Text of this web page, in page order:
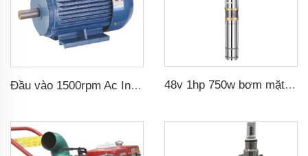
Đầu vào 1500rpm Ac Induction Electric Motor 3 Phase 2.2kw 3hp Đầu ra Turbine Ba Pha cho Bộ Chuyển Đổi 48v 1hp 750w bơm mặt trời dc với bộ điều khiển mppt cho thủy lợi nông nghiệp bơm mặt trời nước